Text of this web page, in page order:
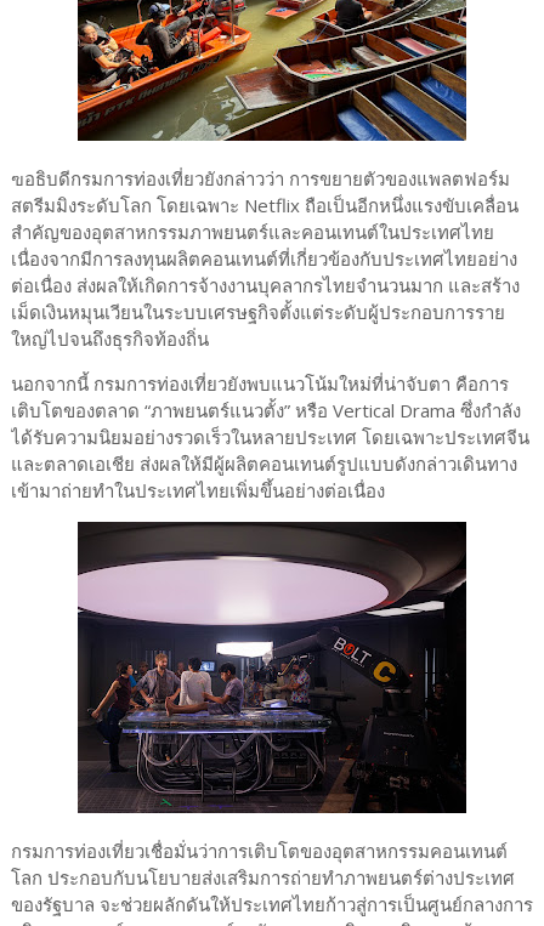
ฃอธิบดีกรมการท่องเที่ยวยังกล่าวว่า การขยายตัวของแพลตฟอร์ม
สตรีมมิงระดับโลก โดยเฉพาะ Netflix ถือเป็นอีกหนึ่งแรงขับเคลื่อน
สำคัญของอุตสาหกรรมภาพยนตร์และคอนเทนต์ในประเทศไทย
เนื่องจากมีการลงทุนผลิตคอนเทนต์ที่เกี่ยวข้องกับประเทศไทยอย่าง
ต่อเนื่อง ส่งผลให้เกิดการจ้างงานบุคลากรไทยจำนวนมาก และสร้าง
เม็ดเงินหมุนเวียนในระบบเศรษฐกิจตั้งแต่ระดับผู้ประกอบการราย
ใหญ่ไปจนถึงธุรกิจท้องถิ่น
นอกจากนี้ กรมการท่องเที่ยวยังพบแนวโน้มใหม่ที่น่าจับตา คือการ
เติบโตของตลาด “ภาพยนตร์แนวตั้ง” หรือ Vertical Drama ซึ่งกำลัง
ได้รับความนิยมอย่างรวดเร็วในหลายประเทศ โดยเฉพาะประเทศจีน
และตลาดเอเชีย ส่งผลให้มีผู้ผลิตคอนเทนต์รูปแบบดังกล่าวเดินทาง
เข้ามาถ่ายทำในประเทศไทยเพิ่มขึ้นอย่างต่อเนื่อง
กรมการท่องเที่ยวเชื่อมั่นว่าการเติบโตของอุตสาหกรรมคอนเทนต์
โลก ประกอบกับนโยบายส่งเสริมการถ่ายทำภาพยนตร์ต่างประเทศ
ของรัฐบาล จะช่วยผลักดันให้ประเทศไทยก้าวสู่การเป็นศูนย์กลางการ